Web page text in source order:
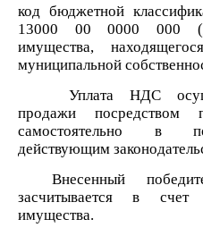
код бюджетной
13000 00 0000 000
имущества,
муниципальной
Уплата НДС
продажи посредством
самостоятельно в
действующим
Внесенный
засчитывается в счет
имущества.